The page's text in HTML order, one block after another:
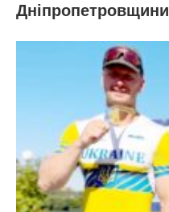
Дніпропетровщини